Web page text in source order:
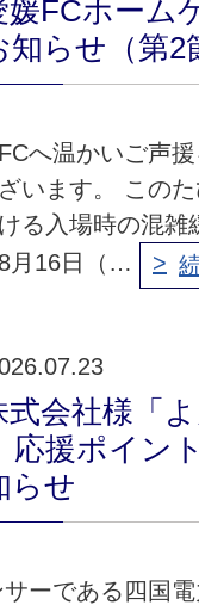
媛FCホーム
らせ（第2
へ温かいご声
います。 この
る入場時の混雑
月16日（…
式会社様「
応援ポイン
らせ
ーである四国